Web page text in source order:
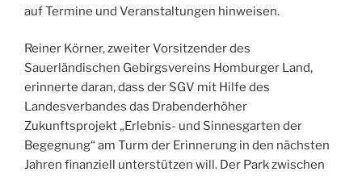
auf Termine und Veranstaltungen hinweisen.
Reiner Körner, zweiter Vorsitzender des
Sauerländischen Gebirgsvereins Homburger Land,
erinnerte daran, dass der SGV mit Hilfe des
Landesverbandes das Drabenderhöher
Zukunftsprojekt „Erlebnis- und Sinnesgarten der
Begegnung“ am Turm der Erinnerung in den nächsten
Jahren finanziell unterstützen will. Der Park zwischen